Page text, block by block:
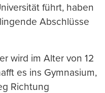
führt, haben
Abschlüsse
wird im Alter von 12
es ins Gymnasium,
Richtung